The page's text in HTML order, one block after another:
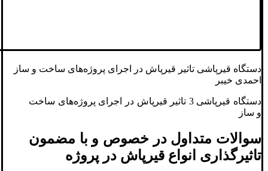
دستگاه قیرپاشی تاثیر قیرپاش در اجرای پروژه‌های ساخت و ساز
احمدی خیبر
دستگاه قیرپاشی 3 تاثیر قیرپاش در اجرای پروژه‌های ساخت
و ساز
سوالات متداول در خصوص و با مضمون
تاثیرگذاری انواع قیرپاش در پروژه